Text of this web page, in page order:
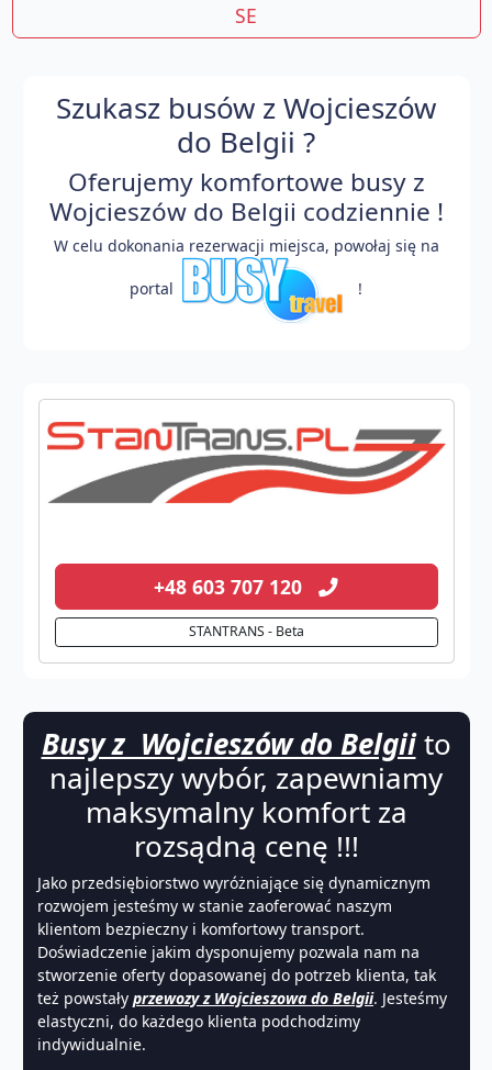
SE
Szukasz busów z Wojcieszów
do Belgii ?
Oferujemy komfortowe busy z
Wojcieszów do Belgii codziennie !
W celu dokonania rezerwacji miejsca, powołaj się na
portal !
+48 603 707 120
STANTRANS - Beta
Busy z Wojcieszów do Belgiito
najlepszy wybór, zapewniamy
maksymalny komfort za
rozsądną cenę !!!
Jako przedsiębiorstwo wyróżniające się dynamicznym
rozwojem jesteśmy w stanie zaoferować naszym
klientom bezpieczny i komfortowy transport.
Doświadczenie jakim dysponujemy pozwala nam na
stworzenie oferty dopasowanej do potrzeb klienta, tak
też powstały przewozy z Wojcieszowa do Belgii. Jesteśmy
elastyczni, do każdego klienta podchodzimy
indywidualnie.